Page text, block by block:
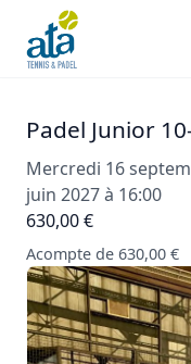
Padel Junior
Mercredi 16
juin 2027 à 16:00
630,00 €
Acompte de 630,00 €